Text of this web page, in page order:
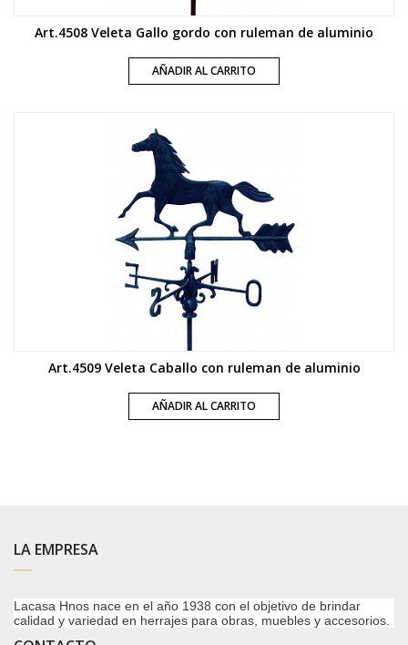
Art.4508 Veleta Gallo gordo con ruleman de aluminio
AÑADIR AL CARRITO
Art.4509 Veleta Caballo con ruleman de aluminio
AÑADIR AL CARRITO
LA EMPRESA
Lacasa Hnos nace en el año 1938 con el objetivo de brindar
calidad y variedad en herrajes para obras, muebles y accesorios.